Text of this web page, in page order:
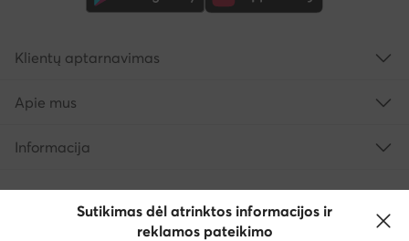
Klientų aptarnavimas
Apie mus
Informacija
Sutikimas dėl atrinktos informacijos ir
reklamos pateikimo